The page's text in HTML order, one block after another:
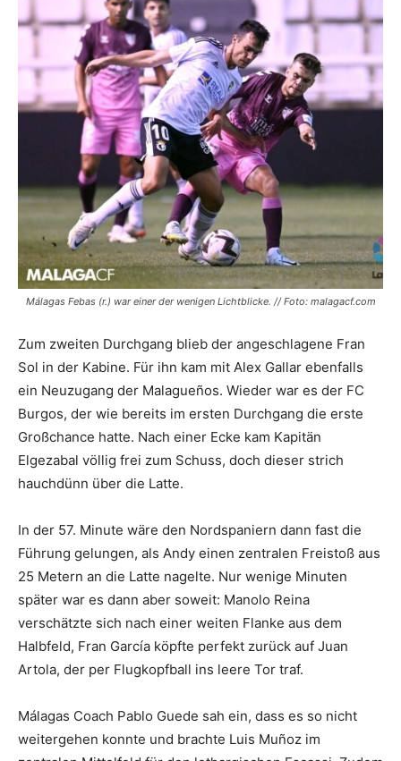
Málagas Febas (r.) war einer der wenigen Lichtblicke. // Foto: malagacf.com
Zum zweiten Durchgang blieb der angeschlagene Fran
Sol in der Kabine. Für ihn kam mit Alex Gallar ebenfalls
ein Neuzugang der Malagueños. Wieder war es der FC
Burgos, der wie bereits im ersten Durchgang die erste
Großchance hatte. Nach einer Ecke kam Kapitän
Elgezabal völlig frei zum Schuss, doch dieser strich
hauchdünn über die Latte.
In der 57. Minute wäre den Nordspaniern dann fast die
Führung gelungen, als Andy einen zentralen Freistoß aus
25 Metern an die Latte nagelte. Nur wenige Minuten
später war es dann aber soweit: Manolo Reina
verschätzte sich nach einer weiten Flanke aus dem
Halbfeld, Fran García köpfte perfekt zurück auf Juan
Artola, der per Flugkopfball ins leere Tor traf.
Málagas Coach Pablo Guede sah ein, dass es so nicht
weitergehen konnte und brachte Luis Muñoz im